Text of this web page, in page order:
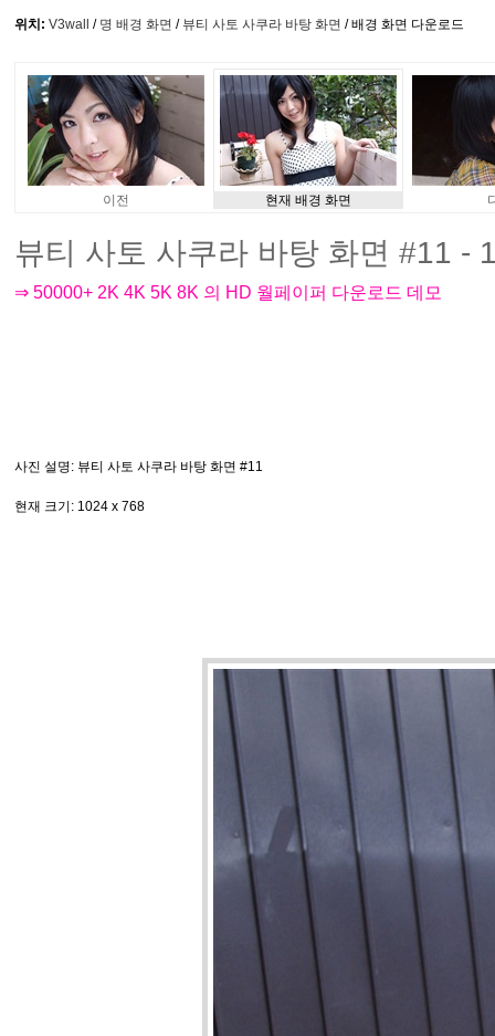
위치: V3wall / 명 배경 화면 / 뷰티 사토 사쿠라 바탕 화면 / 배경 화면 다운로드
이전 현재 배경 화면
뷰티 사토 사쿠라 바탕 화면 #11 -
⇒ 50000+ 2K 4K 5K 8K 의 HD 월페이퍼 다운로드 데모
사진 설명: 뷰티 사토 사쿠라 바탕 화면 #11
현재 크기 : 1024 x 768